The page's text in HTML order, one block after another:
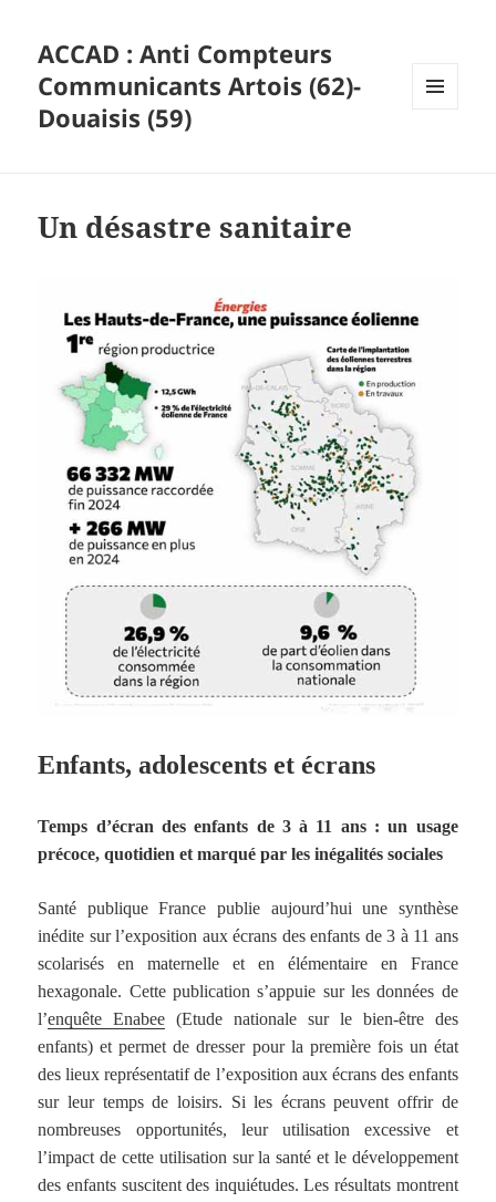
ACCAD : Anti Compteurs
Communicants Artois (62)-
Douaisis (59)
Un désastre sanitaire
Enfants, adolescents et écrans
Temps d’écran des enfants de 3 à 11 ans : un usage
précoce, quotidien et marqué par les inégalités sociales
Santé publique France publie aujourd’hui une synthèse
inédite sur l’exposition aux écrans des enfants de 3 à 11 ans
scolarisés en maternelle et en élémentaire en France
hexagonale. Cette publication s’appuie sur les données de
l’enquête Enabee (Etude nationale sur le bien-être des
enfants) et permet de dresser pour la première fois un état
des lieux représentatif de l’exposition aux écrans des enfants
sur leur temps de loisirs. Si les écrans peuvent offrir de
nombreuses opportunités, leur utilisation excessive et
l’impact de cette utilisation sur la santé et le développement
des enfants suscitent des inquiétudes. Les résultats montrent